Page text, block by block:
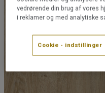
vedrørende din brug af vores
i reklamer og med analytiske
Cookie - indstillinger